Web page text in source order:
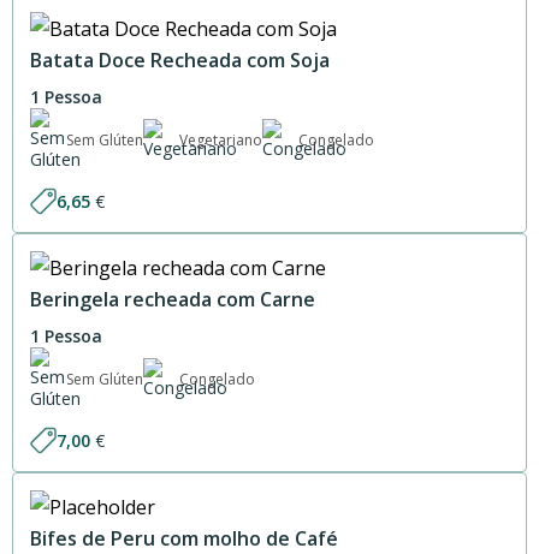
Batata Doce Recheada com Soja
1 Pessoa
Sem Glúten Vegetariano Congelado
6,65 €
Beringela recheada com Carne
1 Pessoa
Sem Glúten Congelado
7,00 €
Bifes de Peru com molho de Café